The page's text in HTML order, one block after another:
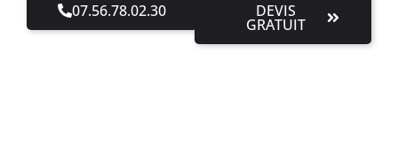
07.56.78.02.30 DEVIS
GRATUIT